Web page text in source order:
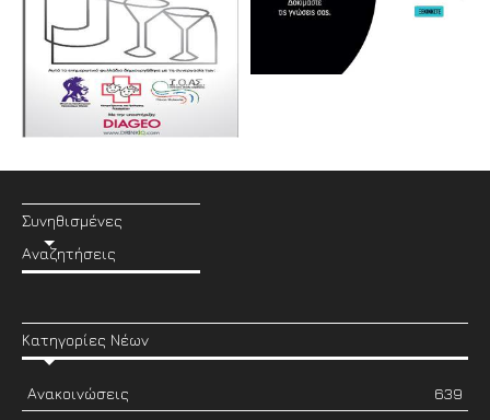
Συνηθισμένες
Αναζητήσεις
Κατηγορίες Νέων
Ανακοινώσεις
639